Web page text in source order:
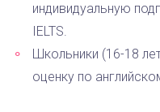
индивидуальную
IELTS.
Школьники (16-18
оценку по